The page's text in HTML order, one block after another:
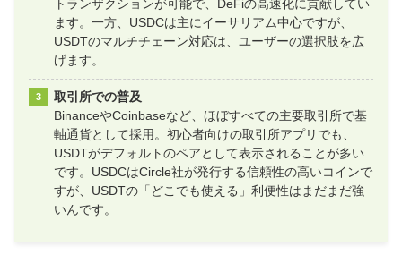
トランザクションが可能で、DeFiの高速化に貢献してい
ます。一方、USDCは主にイーサリアム中心ですが、
USDTのマルチチェーン対応は、ユーザーの選択肢を広
げます。
取引所での普及
BinanceやCoinbaseなど、ほぼすべての主要取引所で基
軸通貨として採用。初心者向けの取引所アプリでも、
USDTがデフォルトのペアとして表示されることが多い
です。USDCはCircle社が発行する信頼性の高いコインで
すが、USDTの「どこでも使える」利便性はまだまだ強
いんです。